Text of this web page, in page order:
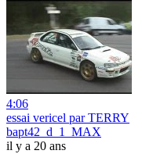
4:06
essai vericel par TERRY
bapt42_d_1_MAX
il y a 20 ans